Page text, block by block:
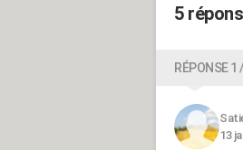
5
RÉPONSE 1
13